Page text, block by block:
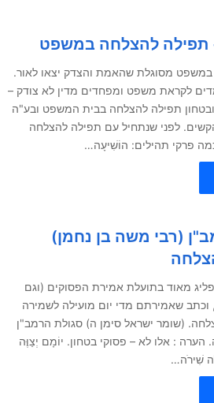
מסוגלת שהאמת והצדק יצאו לאור.
לקראת משפט ומפחדים מדין לא צודק –
תפילה להצלחה בבית המשפט ובע"ה
לפני שנתחיל עם תפילה להצלחה
פרקי תהילים: הוֹשִׁיעָה…
(רבי משה בן נחמן)
מאוד בתועלת אמירת הפסוקים (וגם
וכתב שאמירתם מדי יום מועילה לשמירה
(שומר ישראל סימן ה) סגולת הרמב"ן
הערה : אלו לא – פסוקי בטחון. יוֹמָם יְצַוֶּה
שִׁירֹה…